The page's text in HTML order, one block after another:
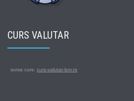
CURS VALUTAR
sursa curs: curs-valutar-bnr.ro